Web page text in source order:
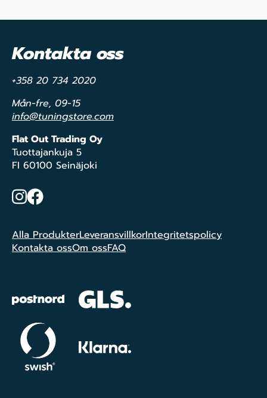
Kontakta oss
+358 20 734 2020
Mån-fre, 09-15
info@tuningstore.com
Flat Out Trading Oy
Tuottajankuja 5
FI 60100 Seinäjoki
Instagram
Facebook
Alla ProdukterLeveransvillkorIntegritetspolicy
Kontakta ossOm ossFAQ